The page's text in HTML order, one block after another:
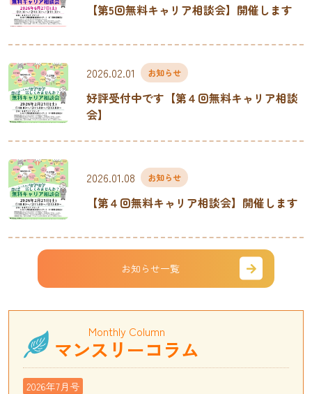
【第5回無料キャリア相談会】開催します
2026.02.01 お知らせ
好評受付中です【第４回無料キャリア相談
会】
2026.01.08 お知らせ
【第４回無料キャリア相談会】開催します
お知らせ一覧
Monthly Column
マンスリーコラム
2026年7月号